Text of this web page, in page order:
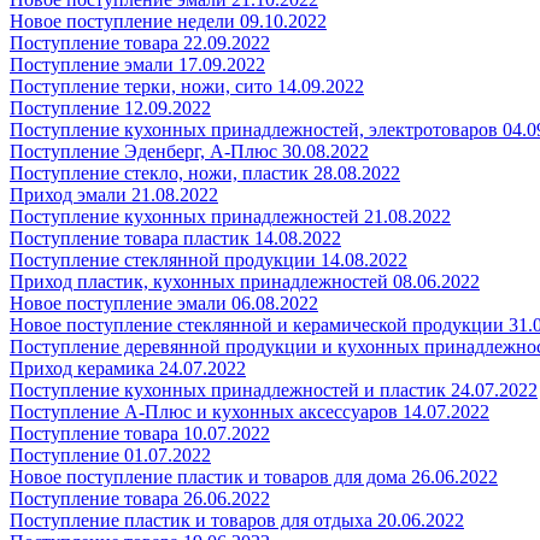
Новое поступление недели 09.10.2022
Поступление товара 22.09.2022
Поступление эмали 17.09.2022
Поступление терки, ножи, сито 14.09.2022
Поступление 12.09.2022
Поступление кухонных принадлежностей, электротоваров
Поступление Эденберг, А-Плюс 30.08.2022
Поступление стекло, ножи, пластик 28.08.2022
Приход эмали 21.08.2022
Поступление кухонных принадлежностей 21.08.2022
Поступление товара пластик 14.08.2022
Поступление стеклянной продукции 14.08.2022
Приход пластик, кухонных принадлежностей 08.06.2022
Новое поступление эмали 06.08.2022
Новое поступление стеклянной и керамической продукции
Поступление деревянной продукции и кухонных
Приход керамика 24.07.2022
Поступление кухонных принадлежностей и пластик 24.07.2022
Поступление А-Плюс и кухонных аксессуаров 14.07.2022
Поступление товара 10.07.2022
Поступление 01.07.2022
Новое поступление пластик и товаров для дома 26.06.2022
Поступление товара 26.06.2022
Поступление пластик и товаров для отдыха 20.06.2022